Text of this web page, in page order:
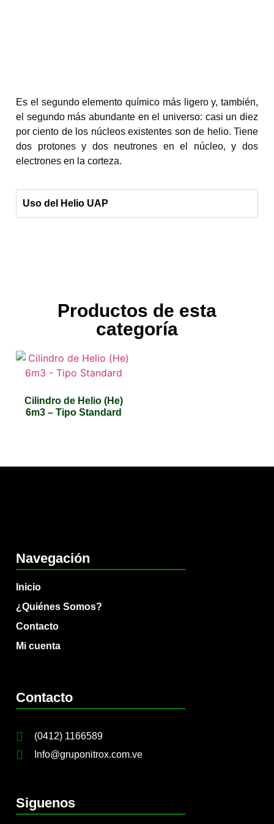
Es el segundo elemento químico más ligero y, también,
el segundo más abundante en el universo: casi un diez
por ciento de los núcleos existentes son de helio. Tiene
dos protones y dos neutrones en el núcleo, y dos
electrones en la corteza.
Uso del Helio UAP
Productos de esta
categoría
Cilindro de Helio (He)
6m3 – Tipo Standard
Navegación
Inicio
¿Quiénes Somos?
Contacto
Mi cuenta
Contacto
(0412) 1166589
Info@gruponitrox.com.ve
Siguenos